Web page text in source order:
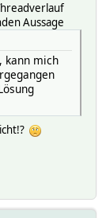
Aussage
kann mich